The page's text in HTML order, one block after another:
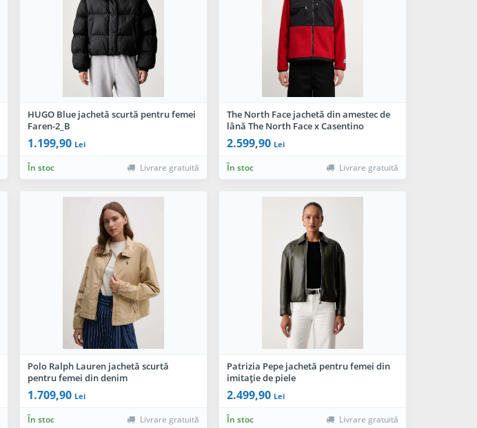
HUGO Blue jachetă scurtă pentru femei
Faren-2_B
1.199,90 Lei
În stoc Livrare gratuită
The North Face jachetă din amestec de
lână The North Face x Casentino
2.599,90 Lei
În stoc Livrare gratuită
Polo Ralph Lauren jachetă scurtă
pentru femei din denim
1.709,90 Lei
În stoc Livrare gratuită
Patrizia Pepe jachetă pentru femei din
imitație de piele
2.499,90 Lei
În stoc Livrare gratuită